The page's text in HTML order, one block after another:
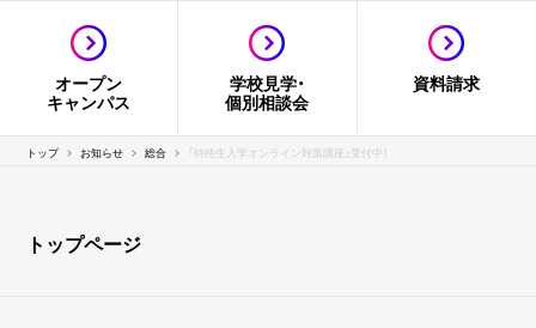
オープン
キャンパス
学校見学・
個別相談会
資料請求
トップ お知らせ 総合 「特待生入学オンライン対策講座」受付中！
トップページ